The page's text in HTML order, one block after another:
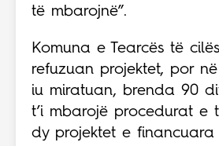
të mbarojnë”.
Komuna e Tearcës të
refuzuan projektet, por
iu miratuan, brenda 90
t’i mbarojë procedurat e
dy projektet e financuara